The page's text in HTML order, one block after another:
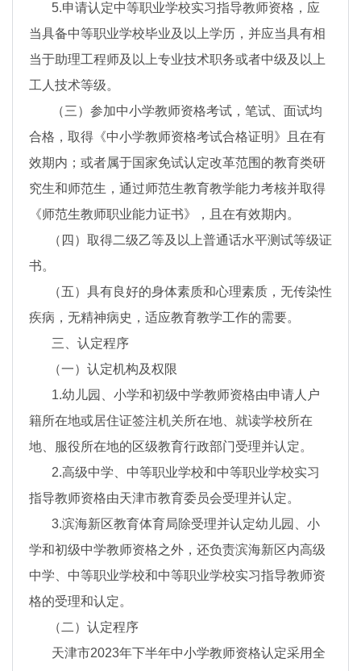
5.申请认定中等职业学校实习指导教师资格，应
当具备中等职业学校毕业及以上学历，并应当具有相
当于助理工程师及以上专业技术职务或者中级及以上
工人技术等级。
（三）参加中小学教师资格考试，笔试、面试均
合格，取得《中小学教师资格考试合格证明》且在有
效期内；或者属于国家免试认定改革范围的教育类研
究生和师范生，通过师范生教育教学能力考核并取得
《师范生教师职业能力证书》，且在有效期内。
（四）取得二级乙等及以上普通话水平测试等级证
书。
（五）具有良好的身体素质和心理素质，无传染性
疾病，无精神病史，适应教育教学工作的需要。
三、认定程序
（一）认定机构及权限
1.幼儿园、小学和初级中学教师资格由申请人户
籍所在地或居住证签注机关所在地、就读学校所在
地、服役所在地的区级教育行政部门受理并认定。
2.高级中学、中等职业学校和中等职业学校实习
指导教师资格由天津市教育委员会受理并认定。
3.滨海新区教育体育局除受理并认定幼儿园、小
学和初级中学教师资格之外，还负责滨海新区内高级
中学、中等职业学校和中等职业学校实习指导教师资
格的受理和认定。
（二）认定程序
天津市2023年下半年中小学教师资格认定采用全